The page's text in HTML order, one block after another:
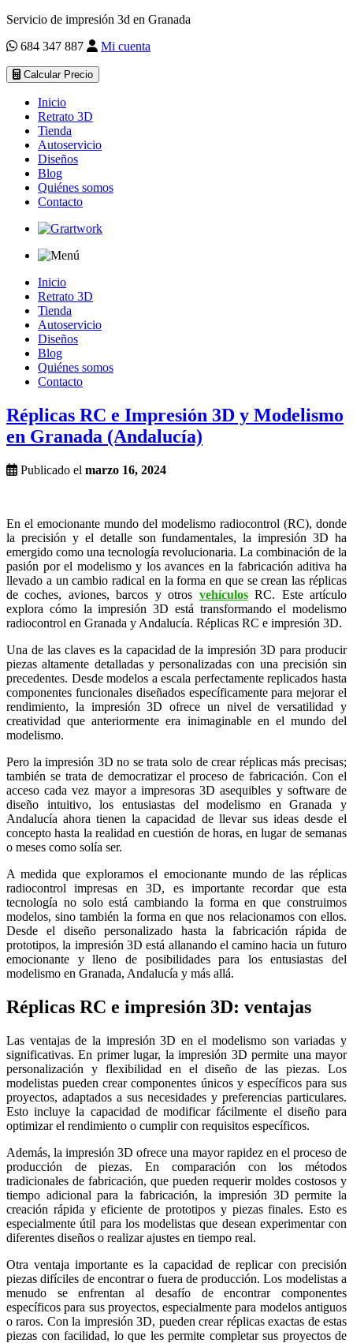
Servicio de impresión 3d en Granada
684 347 887
Mi cuenta
Calcular Precio
Inicio
Retrato 3D
Tienda
Autoservicio
Diseños
Blog
Quiénes somos
Contacto
Inicio
Retrato 3D
Tienda
Autoservicio
Diseños
Blog
Quiénes somos
Contacto
Réplicas RC e Impresión 3D y Modelismo
en Granada (Andalucía)
Publicado el marzo 16, 2024
En el emocionante mundo del modelismo radiocontrol (RC), donde
la precisión y el detalle son fundamentales, la impresión 3D ha
emergido como una tecnología revolucionaria. La combinación de la
pasión por el modelismo y los avances en la fabricación aditiva ha
llevado a un cambio radical en la forma en que se crean las réplicas
de coches, aviones, barcos y otros vehículosRC. Este artículo
explora cómo la impresión 3D está transformando el modelismo
radiocontrol en Granada y Andalucía. Réplicas RC e impresión 3D.
Una de las claves es la capacidad de la impresión 3D para producir
piezas altamente detalladas y personalizadas con una precisión sin
precedentes. Desde modelos a escala perfectamente replicados hasta
componentes funcionales diseñados específicamente para mejorar el
rendimiento, la impresión 3D ofrece un nivel de versatilidad y
creatividad que anteriormente era inimaginable en el mundo del
modelismo.
Pero la impresión 3D no se trata solo de crear réplicas más precisas;
también se trata de democratizar el proceso de fabricación. Con el
acceso cada vez mayor a impresoras 3D asequibles y software de
diseño intuitivo, los entusiastas del modelismo en Granada y
Andalucía ahora tienen la capacidad de llevar sus ideas desde el
concepto hasta la realidad en cuestión de horas, en lugar de semanas
o meses como solía ser.
A medida que exploramos el emocionante mundo de las réplicas
radiocontrol impresas en 3D, es importante recordar que esta
tecnología no solo está cambiando la forma en que construimos
modelos, sino también la forma en que nos relacionamos con ellos.
Desde el diseño personalizado hasta la fabricación rápida de
prototipos, la impresión 3D está allanando el camino hacia un futuro
emocionante y lleno de posibilidades para los entusiastas del
modelismo en Granada, Andalucía y más allá.
Réplicas RC e impresión 3D: ventajas
Las ventajas de la impresión 3D en el modelismo son variadas y
significativas. En primer lugar, la impresión 3D permite una mayor
personalización y flexibilidad en el diseño de las piezas. Los
modelistas pueden crear componentes únicos y específicos para sus
proyectos, adaptados a sus necesidades y preferencias particulares.
Esto incluye la capacidad de modificar fácilmente el diseño para
optimizar el rendimiento o cumplir con requisitos específicos.
Además, la impresión 3D ofrece una mayor rapidez en el proceso de
producción de piezas. En comparación con los métodos
tradicionales de fabricación, que pueden requerir moldes costosos y
tiempo adicional para la fabricación, la impresión 3D permite la
creación rápida y eficiente de prototipos y piezas finales. Esto es
especialmente útil para los modelistas que desean experimentar con
diferentes diseños o realizar ajustes en tiempo real.
Otra ventaja importante es la capacidad de replicar con precisión
piezas difíciles de encontrar o fuera de producción. Los modelistas a
menudo se enfrentan al desafío de encontrar componentes
específicos para sus proyectos, especialmente para modelos antiguos
o raros. Con la impresión 3D, pueden crear réplicas exactas de estas
piezas con facilidad, lo que les permite completar sus proyectos de